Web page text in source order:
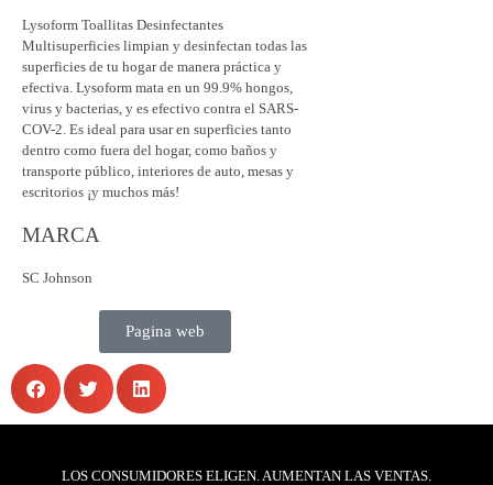
Lysoform Toallitas Desinfectantes
Multisuperficies limpian y desinfectan todas las
superficies de tu hogar de manera práctica y
efectiva. Lysoform mata en un 99.9% hongos,
virus y bacterias, y es efectivo contra el SARS-
COV-2. Es ideal para usar en superficies tanto
dentro como fuera del hogar, como baños y
transporte público, interiores de auto, mesas y
escritorios ¡y muchos más!
MARCA
SC Johnson
Pagina web
LOS CONSUMIDORES ELIGEN. AUMENTAN LAS VENTAS.